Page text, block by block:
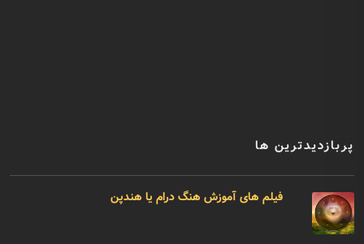
پربازدیدترین ها
فیلم های آموزش هنگ درام یا هندپن